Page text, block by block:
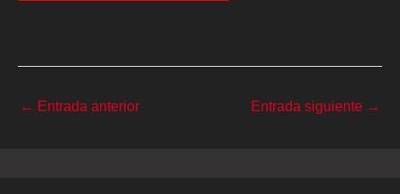
← Entrada anterior Entrada siguiente →